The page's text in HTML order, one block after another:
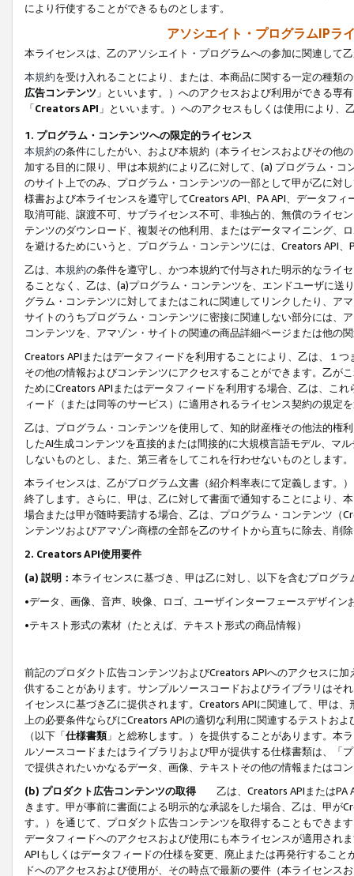
により行使することができるものとします。
アソシエイト・プログラムIPラ
本ライセンスは、乙のアソシエイト・プログラムへの参加に関連して
本規約を受け入れることにより、または、本商品に関する一定の種類
広告コンテンツ 」といいます。）へのアクセスおよび利用ができる専
「Creators API 」といいます。）へのアクセスもしくは使用により
1. プログラム・コンテンツへの限定的ライセンス
本規約の条件にしたがい、および本規約（本ライセンスおよびその他
加する目的に限り、甲は本規約により乙に対して、(a) プログラム・
のサイト上でのみ、プログラム・コンテンツの一部として甲が乙に対
様書および本ライセンスを遵守してCreators API、PA API、データフ
取消可能、譲渡不可、サブライセンス不可、非独占的、無償のライセ
テンツのダウンロード、複製その他利用、またはデータマイニング、
を避けるためにいうと、プログラム・コンテンツには、Creators API
乙は、 本規約の条件を遵守し、かつ本規約で付与された明示的なライ
ることなく、乙は、(a)プログラム・コンテンツを、エンドユーザに
グラム・コンテンツに対してまたはこれに関連してリンクしたり、ア
サイトのうちプログラム・コンテンツに密接に関連しない部分には、
コンテンツを、アマゾン・サイトの関連の商品詳細ページまたは他の
Creators APIまたはデータフィードを利用することにより、乙は、１
その他の情報およびコンテンツにアクセスすることができます。乙が
ためにCreators APIまたはデータフィードを利用する場合、乙は、こ
ィード（または同等のサービス）に適用されるライセンス契約の規定
乙は、プログラム・コンテンツを使用して、知的財産権その他法的権
したAI生成コンテンツを直接的または間接的に大規模言語モデル、マ
しないものとし、また、第三者をしてこれを行わせないものとします。
本ライセンスは、乙がプログラム文書（紹介料率表にて定義します。
終了します。さらに、甲は、乙に対して書面で通知することにより、
場合または甲が随時要請する場合、乙は、プログラム・コンテンツ（
ンテンツおよびアマゾン商標の全部を乙のサイトから直ちに除去、削
2. Creators API使用要件
(a) 説明： 本ライセンスに基づき、甲は乙に対し、以下を含むプログ
•データ、画像、音声、映像、ロゴ、ユーザインターフェースデザイ
•テキスト形式の素材（たとえば、テキスト形式の商品情報）
前記のプロダクト広告コンテンツおよびCreators APIへのアクセスに
供することがあります。サンプルソースコードおよびライブラリはそ
イセンスに基づき乙に提供されます。Creators APIに関連して、甲は
上の必要条件ならびにCreators APIの適切な利用に関連するテストお
（以下「仕様書類」と総称します。）を提供することがあります。本
ルソースコードまたはライブラリおよび甲が提供する仕様書類は、「
で提供されたいかなるデータ、画像、テキストその他の情報またはコ
(b) プロダクト広告コンテンツの取得
乙は、Creators APIまたはPA
きます。甲が事前に書面による明示的な承認をした場合、乙は、甲が
す。）を通じて、プロダクト広告コンテンツを取得することもできま
データフィードへのアクセスおよび使用にも本ライセンスが適用され
APIもしくはデータフィードの仕様を変更、廃止または再発行するこ
ドへのアクセスおよび使用が、その時点で最新の要件（本ライセン